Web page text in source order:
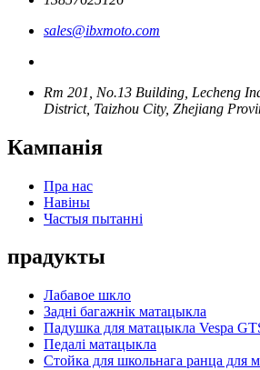
sales@ibxmoto.com
Rm 201, No.13 Building, Lecheng
District, Taizhou City, Zhejiang
Кампанія
Пра нас
Навіны
Частыя пытанні
прадукты
Лабавое шкло
Задні багажнік матацыкла
Падушка для матацыкла Vespa
Педалі матацыкла
Стойка для школьнага ранца для